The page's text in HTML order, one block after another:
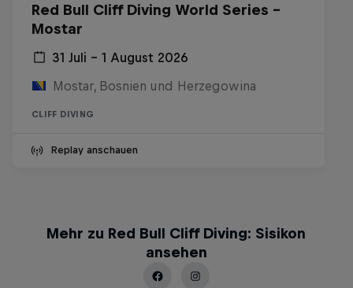
Red Bull Cliff Diving World Series -
Mostar
31 Juli – 1 August 2026
Mostar, Bosnien und Herzegowina
CLIFF DIVING
Replay anschauen
Mehr zu Red Bull Cliff Diving: Sisikon
ansehen